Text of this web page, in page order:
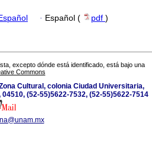
· Español ( pdf )
excepto dónde está identificado, está bajo una
Commons
Cultural, colonia Ciudad Universitaria,
(52-55)5622-7532, (52-55)5622-7514